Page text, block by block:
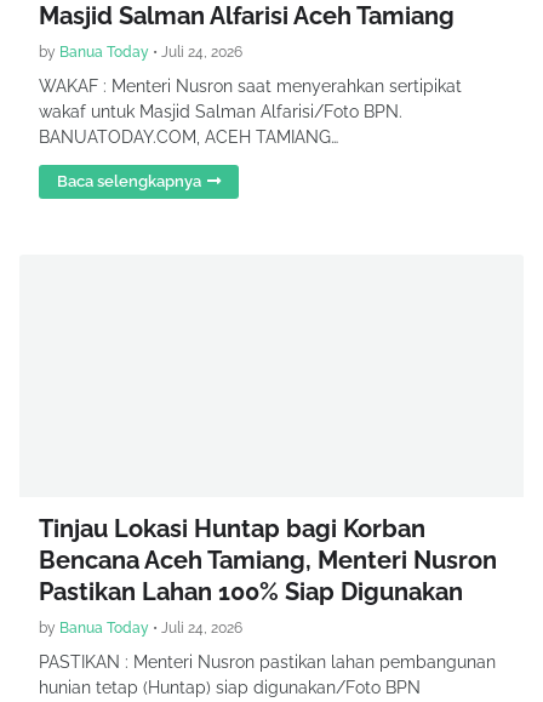
Masjid Salman Alfarisi Aceh Tamiang
by Banua Today • Juli 24, 2026
WAKAF : Menteri Nusron saat menyerahkan sertipikat
wakaf untuk Masjid Salman Alfarisi/Foto BPN.
BANUATODAY.COM, ACEH TAMIANG…
Baca selengkapnya
Tinjau Lokasi Huntap bagi Korban
Bencana Aceh Tamiang, Menteri Nusron
Pastikan Lahan 100% Siap Digunakan
by Banua Today • Juli 24, 2026
PASTIKAN : Menteri Nusron pastikan lahan pembangunan
hunian tetap (Huntap) siap digunakan/Foto BPN